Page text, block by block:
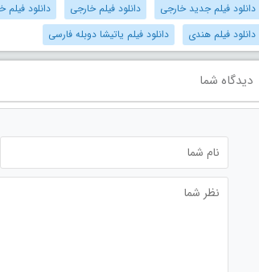
دانلود فیلم جدید خارجی
دانلود فیلم خارجی دانلود فیلم
دانلود فیلم هندی
دانلود فیلم یاتیشا دوبله فارسی
دیدگاه شما